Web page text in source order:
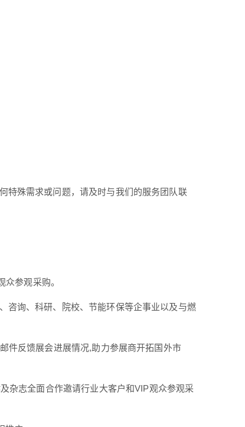
特殊需求或问题，请及时与我们的服务团队联
参观采购。
咨询、科研、院校、节能环保等企事业以及与燃
件反馈展会进展情况,助力参展商开拓国外市
杂志全面合作邀请行业大客户和VIP观众参观采